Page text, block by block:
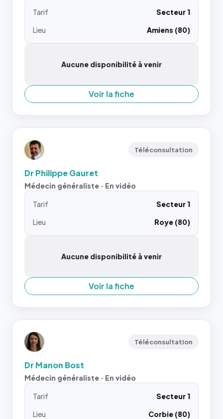
Tarif
Secteur 1
Lieu
Amiens (80)
Aucune disponibilité à venir
Voir la fiche
Téléconsultation
Dr Philippe Gauret
Médecin généraliste · En vidéo
Tarif
Secteur 1
Lieu
Roye (80)
Aucune disponibilité à venir
Voir la fiche
Téléconsultation
Dr Manon Bost
Médecin généraliste · En vidéo
Tarif
Secteur 1
Lieu
Corbie (80)